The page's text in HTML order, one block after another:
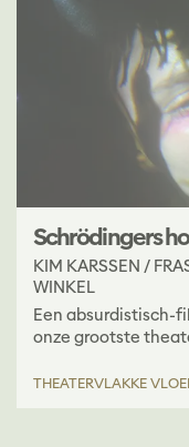
Schrödingers
KIM KARSSEN /
WINKEL
Een absurdistisch-
onze grootste
THEATERVLAKKE